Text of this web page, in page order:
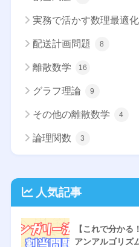
実務で活かす数理最適
配送計画問題 8
離散数学 16
グラフ理論 9
その他の離散数学 4
論理関数 3
人気記事
【これで分かる
アンアルゴリズ